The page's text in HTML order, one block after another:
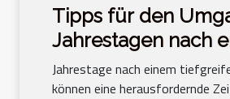
Tipps für den
Jahrestagen nach
Verlust
Jahrestage nach einem
können eine herausfordernde